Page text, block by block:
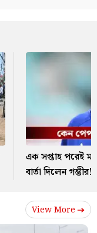
এক সপ্তাহ পরেই
বার্তা দিলেন গম্ভীর!
View More